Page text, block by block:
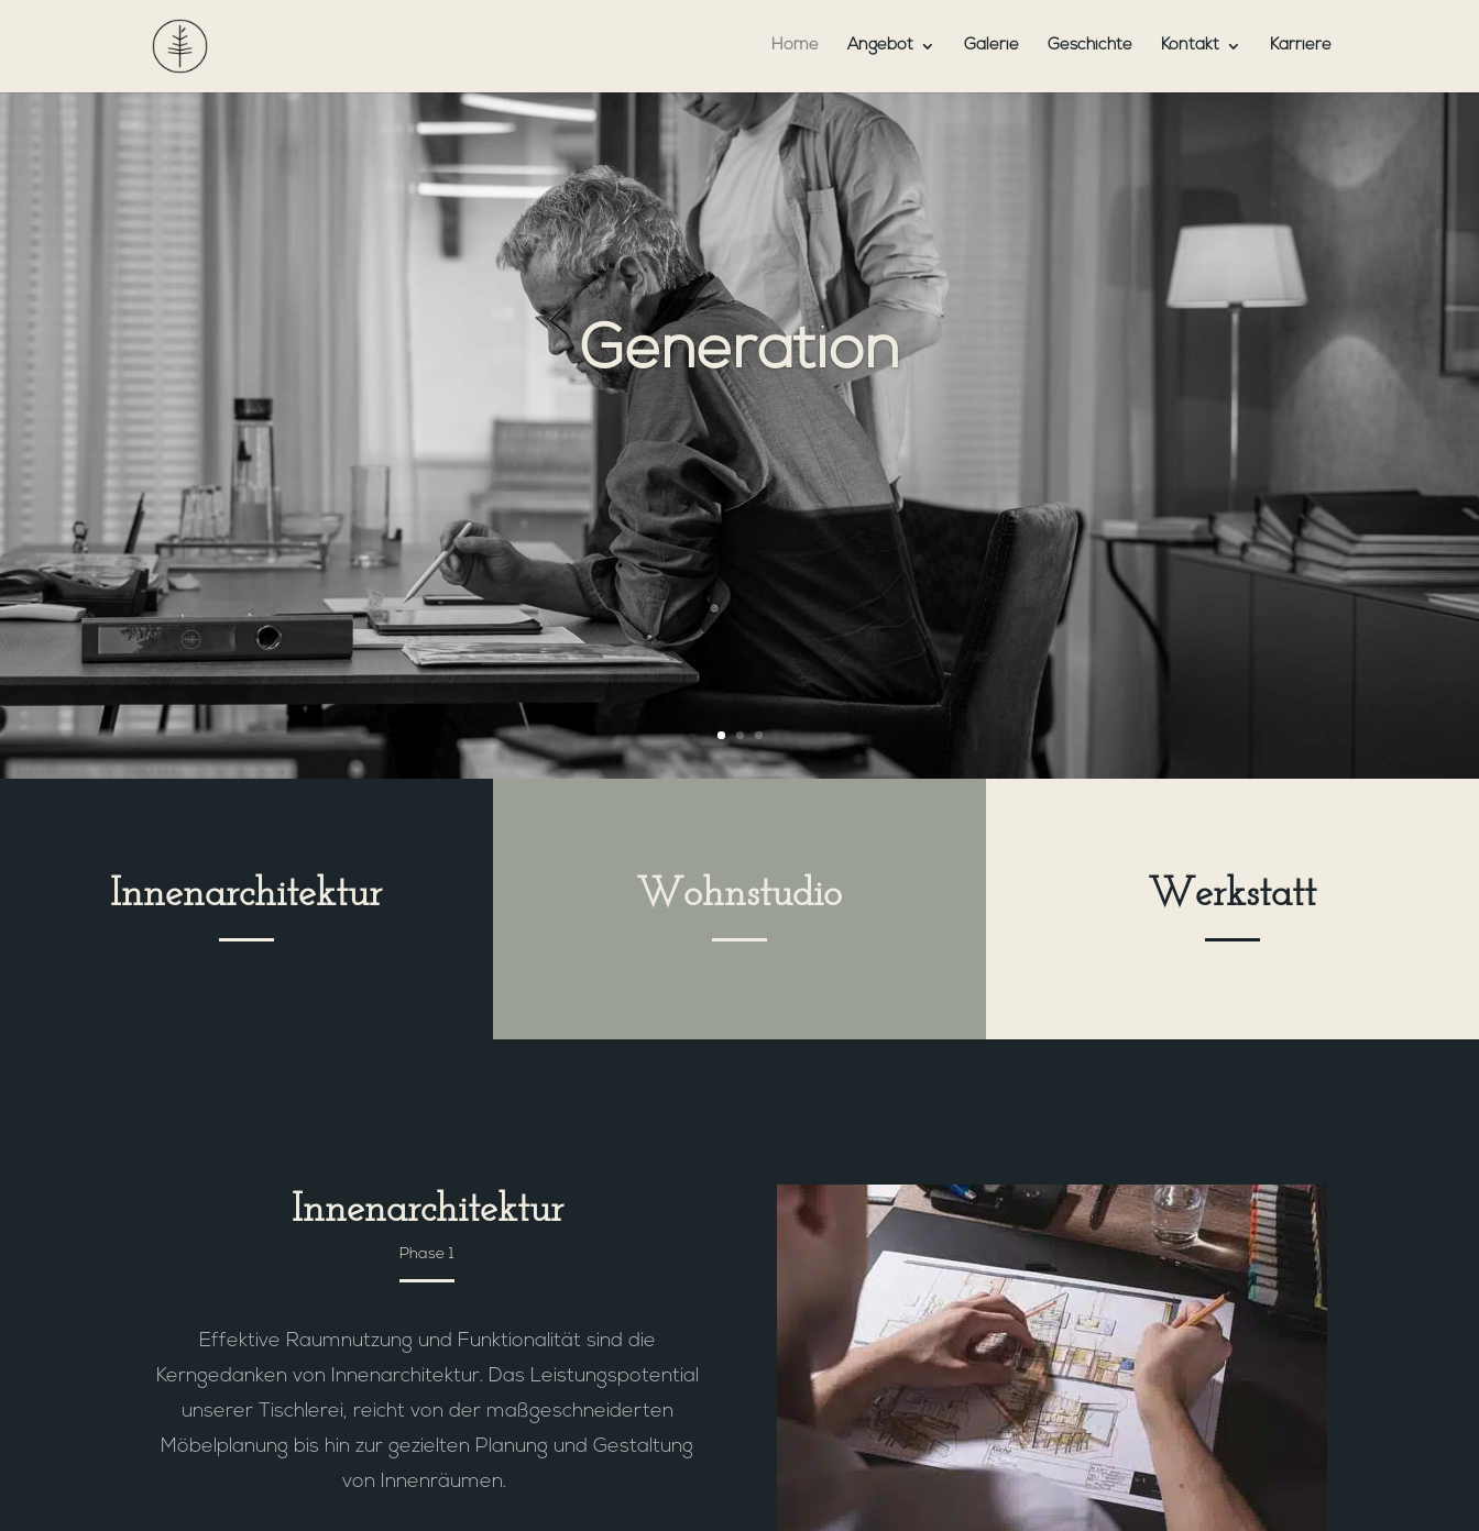
Home Angebot Galerie Geschichte Kontakt Karriere
Generation
Innenarchitektur Wohnstudio Werkstatt
Innenarchitektur
Phase 1
Effektive Raumnutzung und Funktionalität sind die
Kerngedanken von Innenarchitektur. Das Leistungspotential
unserer Tischlerei, reicht von der maßgeschneiderten
Möbelplanung bis hin zur gezielten Planung und Gestaltung
von Innenräumen.